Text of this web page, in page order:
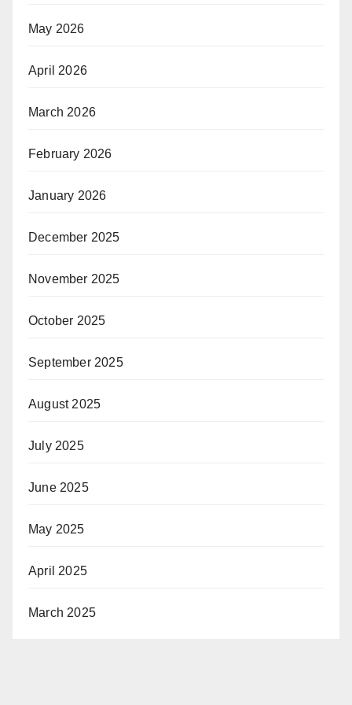
May 2026
April 2026
March 2026
February 2026
January 2026
December 2025
November 2025
October 2025
September 2025
August 2025
July 2025
June 2025
May 2025
April 2025
March 2025